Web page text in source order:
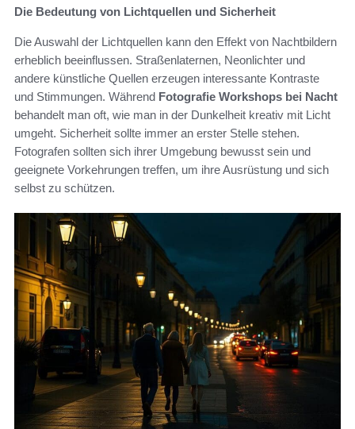
Die Bedeutung von Lichtquellen und Sicherheit
Die Auswahl der Lichtquellen kann den Effekt von Nachtbildern
erheblich beeinflussen. Straßenlaternen, Neonlichter und
andere künstliche Quellen erzeugen interessante Kontraste
und Stimmungen. Während Fotografie Workshops bei Nacht
behandelt man oft, wie man in der Dunkelheit kreativ mit Licht
umgeht. Sicherheit sollte immer an erster Stelle stehen.
Fotografen sollten sich ihrer Umgebung bewusst sein und
geeignete Vorkehrungen treffen, um ihre Ausrüstung und sich
selbst zu schützen.